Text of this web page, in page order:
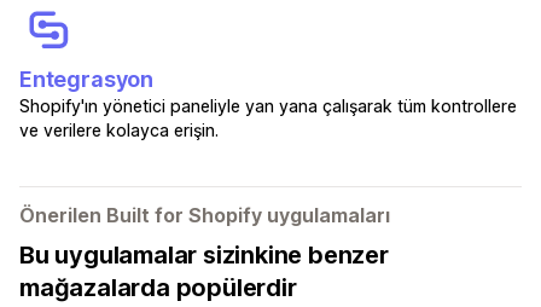
Entegrasyon
Shopify'ın yönetici paneliyle yan yana çalışarak tüm kontrollere
ve verilere kolayca erişin.
Önerilen Built for Shopify uygulamaları
Bu uygulamalar sizinkine benzer
mağazalarda popülerdir